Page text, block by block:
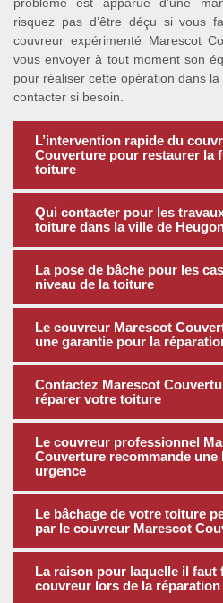
risquez pas d’être déçu si vous
couvreur expérimenté Marescot
vous envoyer à tout moment son
pour réaliser cette opération dans la
contacter si besoin.
L’intervention rapide du
Couverture pour restaurer la
toiture
Qui contacter pour les
toiture dans la ville de
La pose de bâche pour les
niveau de la toiture
Le couvreur Marescot
une garantie pour la
Contactez Marescot
réparer votre toiture
Le couvreur professionnel
Couverture recommande une
urgence
Le bâchage de votre toiture
par le couvreur Marescot
La raison pour laquelle il faut
couvreur lors de la